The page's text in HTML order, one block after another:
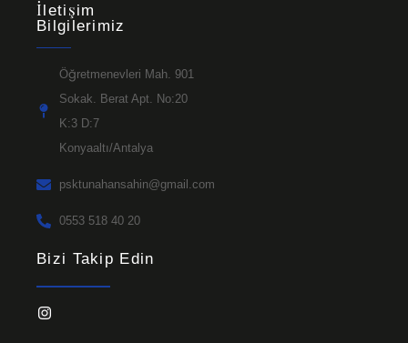
İletişim
Bilgilerimiz
Öğretmenevleri Mah. 901
Sokak. Berat Apt. No:20
K:3 D:7
Konyaaltı/Antalya
psktunahansahin@gmail.com
0553 518 40 20
Bizi Takip Edin